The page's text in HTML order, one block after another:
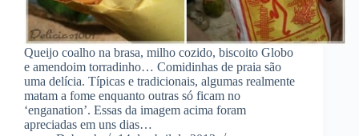
Queijo coalho na brasa, milho cozido, biscoito Globo
e amendoim torradinho… Comidinhas de praia são
uma delícia. Típicas e tradicionais, algumas realmente
matam a fome enquanto outras só ficam no
‘enganation’. Essas da imagem acima foram
apreciadas em uns dias…